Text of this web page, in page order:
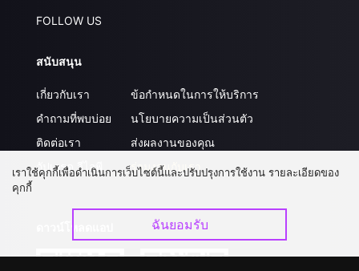
FOLLOW US
สนับสนุน
เกี่ยวกับเรา
คำถามที่พบบ่อย
ติดต่อเรา
อัปเกรด วีไอพี
ข้อกำหนดในการให้บริการ
นโยบายความเป็นส่วนตัว
ส่งผลงานของคุณ
ร่วมงานกับเรา
เราใช้คุกกี้เพื่อดำเนินการเว็บไซต์นี้และปรับปรุงการใช้งาน รายละเอียดของ
คุกกี้
ฉันยอมรับ